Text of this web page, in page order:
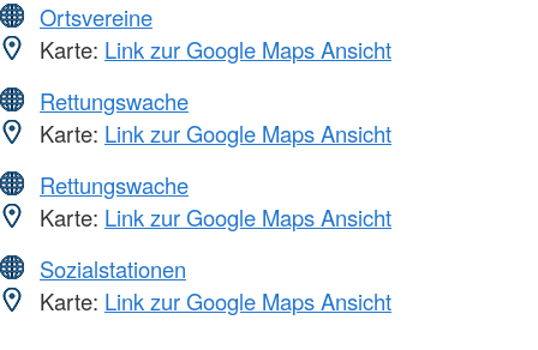
Ortsvereine
Karte: Link zur Google Maps Ansicht
Rettungswache
Karte: Link zur Google Maps Ansicht
Rettungswache
Karte: Link zur Google Maps Ansicht
Sozialstationen
Karte: Link zur Google Maps Ansicht